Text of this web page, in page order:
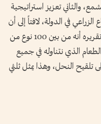
والثاني تعزيز استراتيجية
في الدولة، لافتاً إلى أن
برنامج الأمم المتحدة للبيئة أشار خلال تقريره أنه من بين 100 نوع من
عن توفير 90% من الطعام الذي نتناوله في جميع
71 نوعاً منها على تلقيح النحل، وهذا يمثل ثلثي